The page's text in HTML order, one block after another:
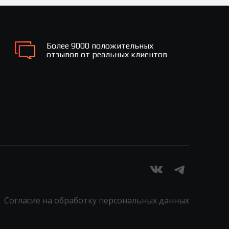
Более 9000 положительных
отзывов от реальных клиентов
Согласие на обработку персональных данных